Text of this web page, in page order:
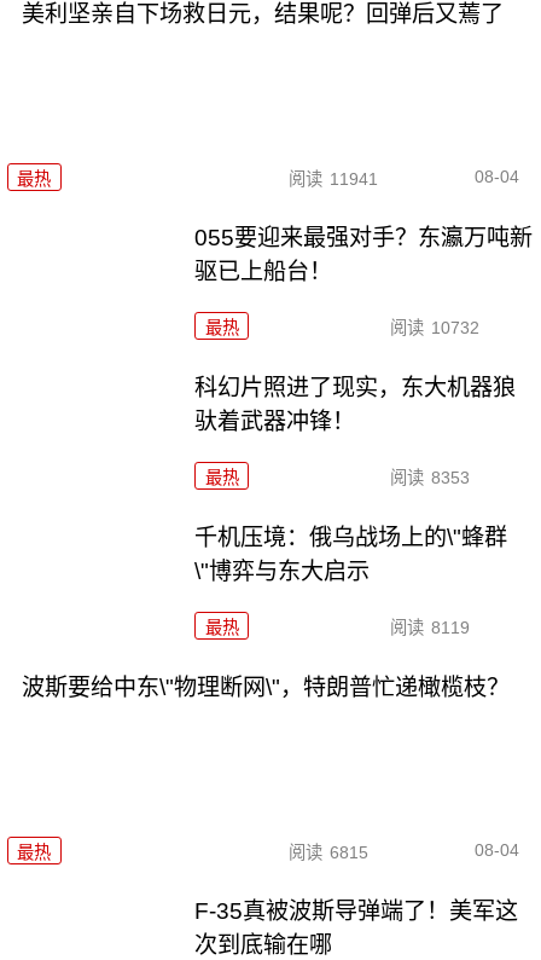
美利坚亲自下场救日元，结果呢？回弹后又蔫了
最热 阅读 11941 08-04
055要迎来最强对手？东瀛万吨新
驱已上船台！
最热 阅读 10732
科幻片照进了现实，东大机器狼
驮着武器冲锋！
最热 阅读 8353
千机压境：俄乌战场上的\"蜂群
\"博弈与东大启示
最热 阅读 8119
波斯要给中东\"物理断网\"，特朗普忙递橄榄枝？
最热 阅读 6815 08-04
F-35真被波斯导弹端了！美军这
次到底输在哪